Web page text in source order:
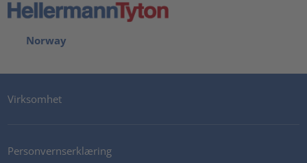
Norway
Virksomhet
Personvernserklæring